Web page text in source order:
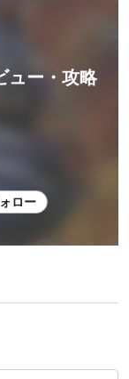
ュー・攻略
ロー